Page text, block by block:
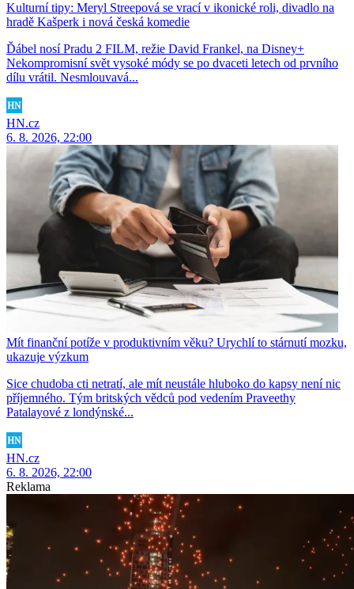
Kulturní tipy: Meryl Streepová se vrací v ikonické roli, divadlo na
hradě Kašperk i nová česká komedie
Ďábel nosí Pradu 2 FILM, režie David Frankel, na Disney+
Nekompromisní svět vysoké módy se po dvaceti letech od prvního
dílu vrátil. Nesmlouvavá...
HN.cz
6. 8. 2026, 22:00
Mít finanční potíže v produktivním věku? Urychlí to stárnutí mozku,
ukazuje výzkum
Sice chudoba cti netratí, ale mít neustále hluboko do kapsy není nic
příjemného. Tým britských vědců pod vedením Praveethy
Patalayové z londýnské...
HN.cz
6. 8. 2026, 22:00
Reklama